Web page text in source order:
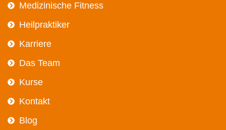
Medizinische Fitness
Heilpraktiker
Karriere
Das Team
Kurse
Kontakt
Blog